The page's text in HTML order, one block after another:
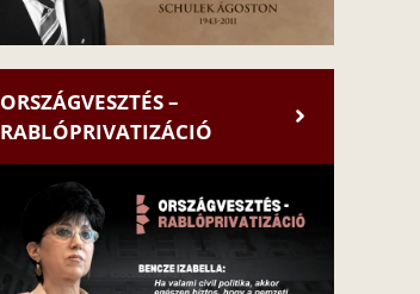
ORSZÁGVESZTÉS –
RABLÓPRIVATIZÁCIÓ